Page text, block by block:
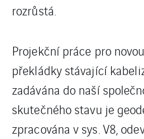
rozrůstá.
Projekční práce pro
překládky stávající
zadávána do naší
skutečného stavu je
zpracována v sys. V8,